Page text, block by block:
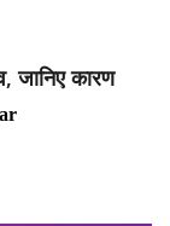
जानिए कारण